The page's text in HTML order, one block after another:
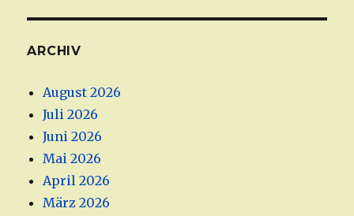
ARCHIV
August 2026
Juli 2026
Juni 2026
Mai 2026
April 2026
März 2026